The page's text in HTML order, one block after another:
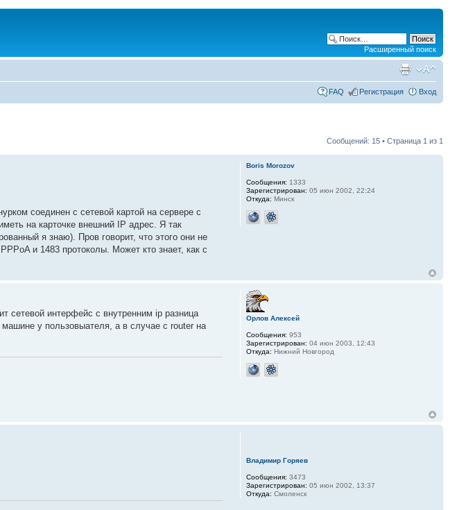
Расширенный поиск
FAQ Регистрация Вход
Сообщений: 15 • Страница 1 из 1
соединен с сетевой картой на сервере с
на карточке внешний IP адрес. Я так
я знаю). Пров говорит, что этого они не
и 1483 протоколы. Может кто знает, как с
Boris Morozov
Сообщения: 1333
Зарегистрирован: 05 июн 2002, 22:24
Откуда: Минск
сетевой интерфейс с внутренним ip разница
у пользовыателя, а в случае с router на
Орлов Алексей
Сообщения: 953
Зарегистрирован: 04 июн 2003, 12:43
Откуда: Нижний Новгород
Владимир Горяев
Сообщения: 3473
Зарегистрирован: 05 июн 2002, 13:37
Откуда: Смоленск